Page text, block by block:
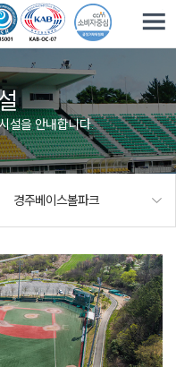
설을 안내합니다.
경주베이스볼파크